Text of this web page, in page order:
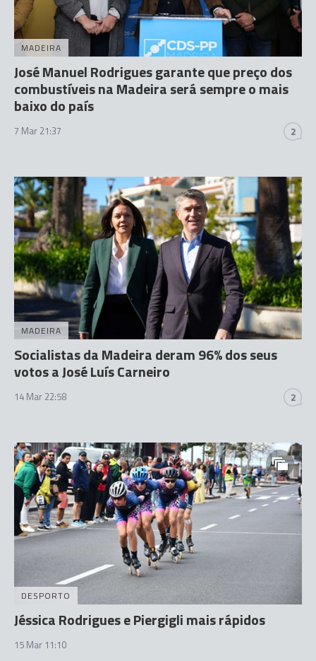
MADEIRA
José Manuel Rodrigues garante que preço dos
combustíveis na Madeira será sempre o mais
baixo do país
7 Mar 21:37 2
MADEIRA
Socialistas da Madeira deram 96% dos seus
votos a José Luís Carneiro
14 Mar 22:58 2
DESPORTO
Jéssica Rodrigues e Piergigli mais rápidos
15 Mar 11:10